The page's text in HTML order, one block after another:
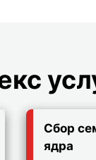
Сбор
ядра